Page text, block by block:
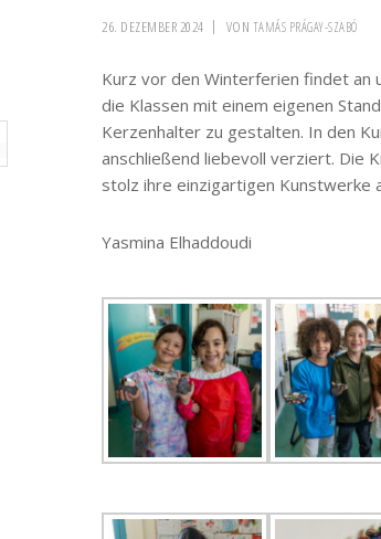
26. DEZEMBER 2024 VON TAMÁS PRÁGAY-SZABÓ
Kurz vor den Winterferien findet an
die Klassen mit einem eigenen
Kerzenhalter zu gestalten. In den
anschließend liebevoll verziert. Die
stolz ihre einzigartigen Kunstwerke
Yasmina Elhaddoudi